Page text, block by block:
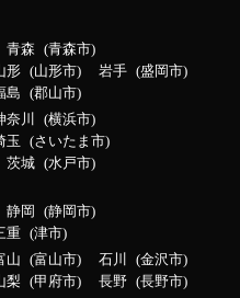
青森
青森市
形 山形市 岩手
盛岡市
島 郡山市
奈川
横浜市
玉
さいたま市
茨城
水戸市
静岡
静岡市
重 津市
山 富山市 石川
金沢市
梨 甲府市 長野 長野市